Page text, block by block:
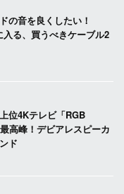
の音を良くしたい！
入る、買うべきケーブル2
位4Kテレビ「RGB
高峰！デビアレスピーカ
ド